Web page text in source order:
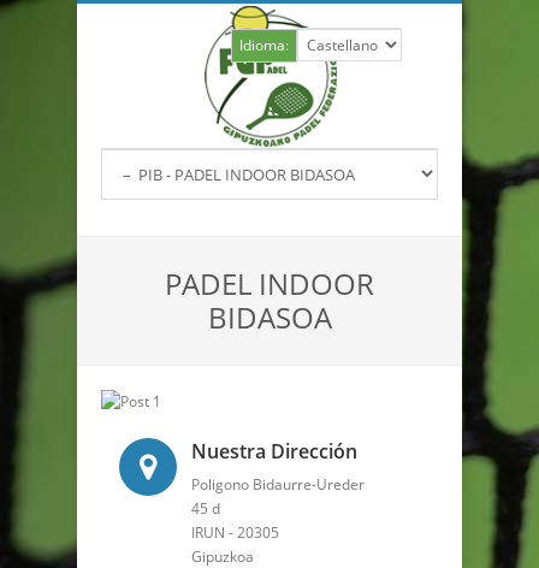
Idioma:
PADEL INDOOR
BIDASOA
Nuestra Dirección
Poligono Bidaurre-Ureder
45 d
IRUN - 20305
Gipuzkoa